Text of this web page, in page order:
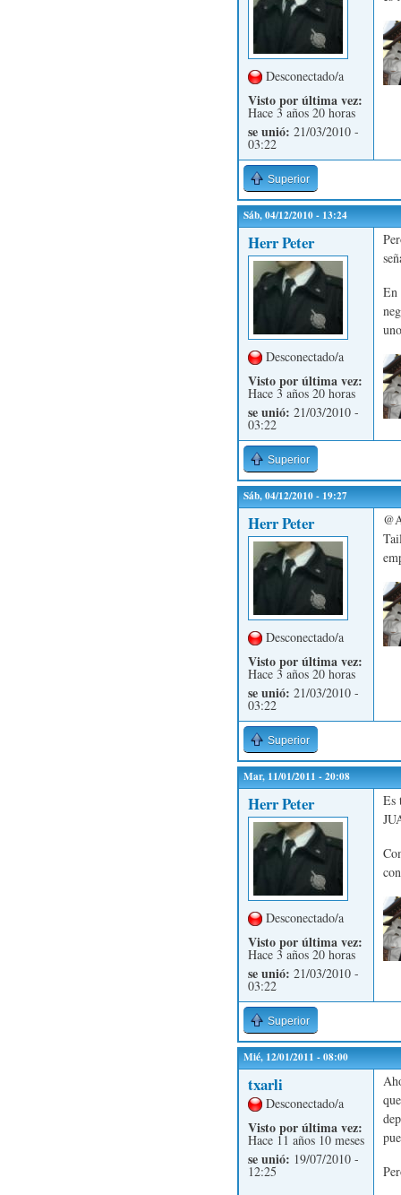
Desconectado/a
Visto por última vez:
Hace 3 años 20 horas
se unió: 21/03/2010 -
03:22
Superior
Sáb, 04/12/2010 - 13:24
Herr Peter
Desconectado/a
Visto por última vez:
Hace 3 años 20 horas
se unió: 21/03/2010 -
03:22
En
Superior
Sáb, 04/12/2010 - 19:27
Herr Peter
Desconectado/a
Visto por última vez:
Hace 3 años 20 horas
se unió: 21/03/2010 -
03:22
Superior
Mar, 11/01/2011 - 20:08
Herr Peter
Desconectado/a
Visto por última vez:
Hace 3 años 20 horas
se unió: 21/03/2010 -
03:22
Es
Superior
Mié, 12/01/2011 - 08:00
txarli
Desconectado/a
Visto por última vez:
Hace 11 años 10 meses
se unió: 19/07/2010 -
12:25